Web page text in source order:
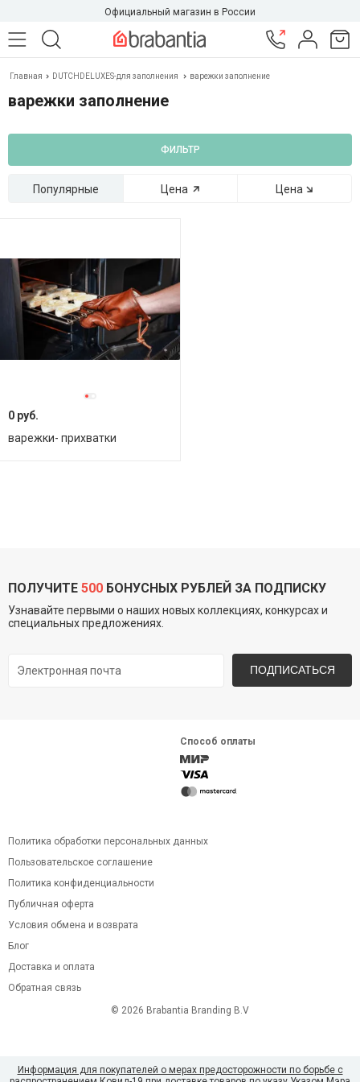
Официальный магазин в России
Главная DUTCHDELUXES-для заполнения варежки заполнение
варежки заполнение
ФИЛЬТР
Популярные Цена Цена
0 руб.
варежки- прихватки
ПОЛУЧИТЕ 500 БОНУСНЫХ РУБЛЕЙ ЗА ПОДПИСКУ
Узнавайте первыми о наших новых коллекциях, конкурсах и
специальных предложениях.
ПОДПИСАТЬСЯ
Способ оплаты
Политика обработки персональных данных
Пользовательское соглашение
Политика конфиденциальности
Публичная оферта
Условия обмена и возврата
Блог
Доставка и оплата
Обратная связь
© 2026 Brabantia Branding B.V
Информация для покупателей о мерах предосторожности по борьбе с